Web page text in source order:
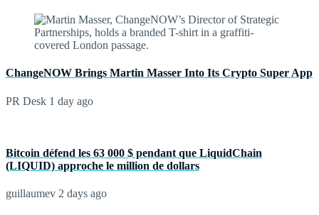
ChangeNOW Brings Martin Masser Into Its Crypto Super App
PR Desk 1 day ago
Bitcoin défend les 63 000 $ pendant que LiquidChain
(LIQUID) approche le million de dollars
guillaumev 2 days ago